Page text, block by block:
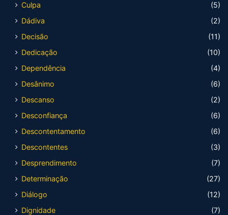
Culpa
(5)
Dádiva
(2)
Decisão
(11)
Dedicação
(10)
Dependência
(4)
Desânimo
(6)
Descanso
(2)
Desconfiança
(6)
Descontentamento
(6)
Descontentes
(3)
Desprendimento
(7)
Determinação
(27)
Diálogo
(12)
Dignidade
(7)